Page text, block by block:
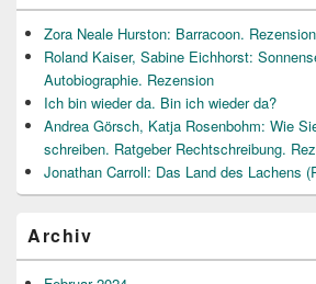
Zora Neale Hurston: Barracoon. Rezension
Roland Kaiser, Sabine Eichhorst:
Autobiographie. Rezension
Ich bin wieder da. Bin ich wieder da?
Andrea Görsch, Katja Rosenbohm: Wie
schreiben. Ratgeber Rechtschreibung.
Jonathan Carroll: Das Land des Lachens
Archiv